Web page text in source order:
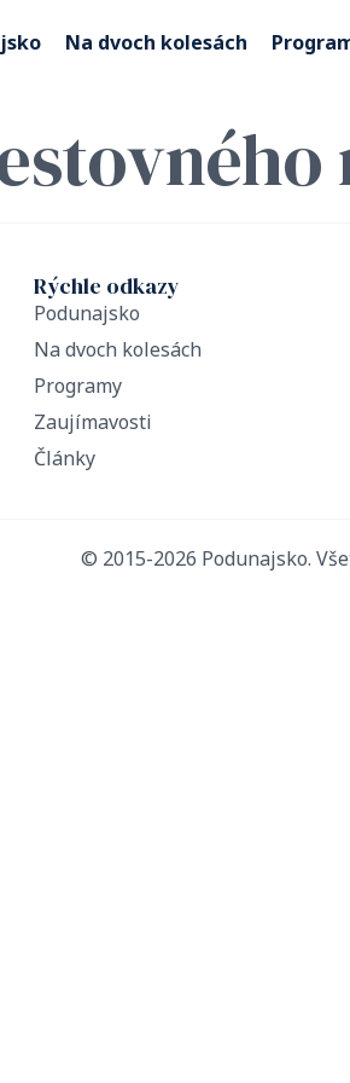
Na dvoch kolesách
Rýchle odkazy
Podunajsko
Na dvoch kolesách
Programy
Zaujímavosti
Články
© 2015-2026 Podunajsko.